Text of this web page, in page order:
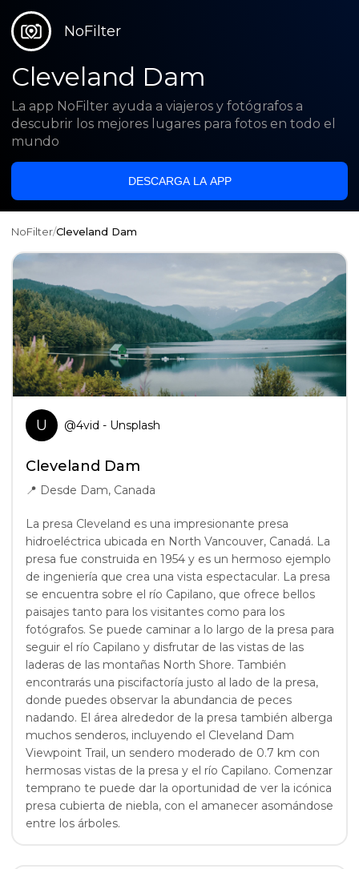
NoFilter
Cleveland Dam
La app NoFilter ayuda a viajeros y fotógrafos a
descubrir los mejores lugares para fotos en todo el
mundo
DESCARGA LA APP
NoFilter/Cleveland Dam
U @4vid - Unsplash
Cleveland Dam
📍 Desde Dam, Canada
La presa Cleveland es una impresionante presa
hidroeléctrica ubicada en North Vancouver, Canadá. La
presa fue construida en 1954 y es un hermoso ejemplo
de ingeniería que crea una vista espectacular. La presa
se encuentra sobre el río Capilano, que ofrece bellos
paisajes tanto para los visitantes como para los
fotógrafos. Se puede caminar a lo largo de la presa para
seguir el río Capilano y disfrutar de las vistas de las
laderas de las montañas North Shore. También
encontrarás una piscifactoría justo al lado de la presa,
donde puedes observar la abundancia de peces
nadando. El área alrededor de la presa también alberga
muchos senderos, incluyendo el Cleveland Dam
Viewpoint Trail, un sendero moderado de 0.7 km con
hermosas vistas de la presa y el río Capilano. Comenzar
temprano te puede dar la oportunidad de ver la icónica
presa cubierta de niebla, con el amanecer asomándose
entre los árboles.